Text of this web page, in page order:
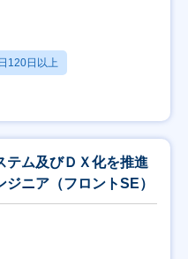
120日以上
テム及びＤＸ化を推進
ニア（フロントSE）